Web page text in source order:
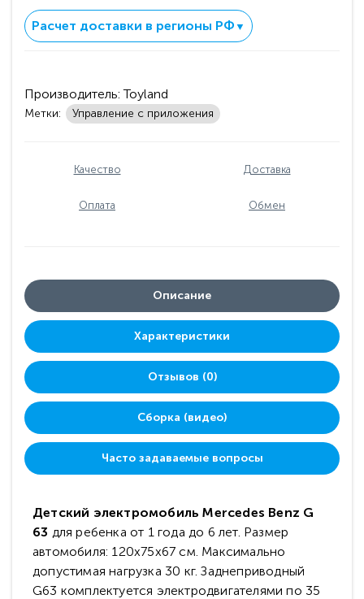
Расчет доставки в регионы РФ ▼
Производитель: Toyland
Метки: Управление с приложения
Качество Доставка
Оплата Обмен
Описание
Характеристики
Отзывов (0)
Сборка (видео)
Часто задаваемые вопросы
Детский электромобиль Mercedes Benz G
63 для ребенка от 1 года до 6 лет. Размер
автомобиля: 120х75х67 см. Максимально
допустимая нагрузка 30 кг. Заднеприводный
G63 комплектуется электродвигателями по 35